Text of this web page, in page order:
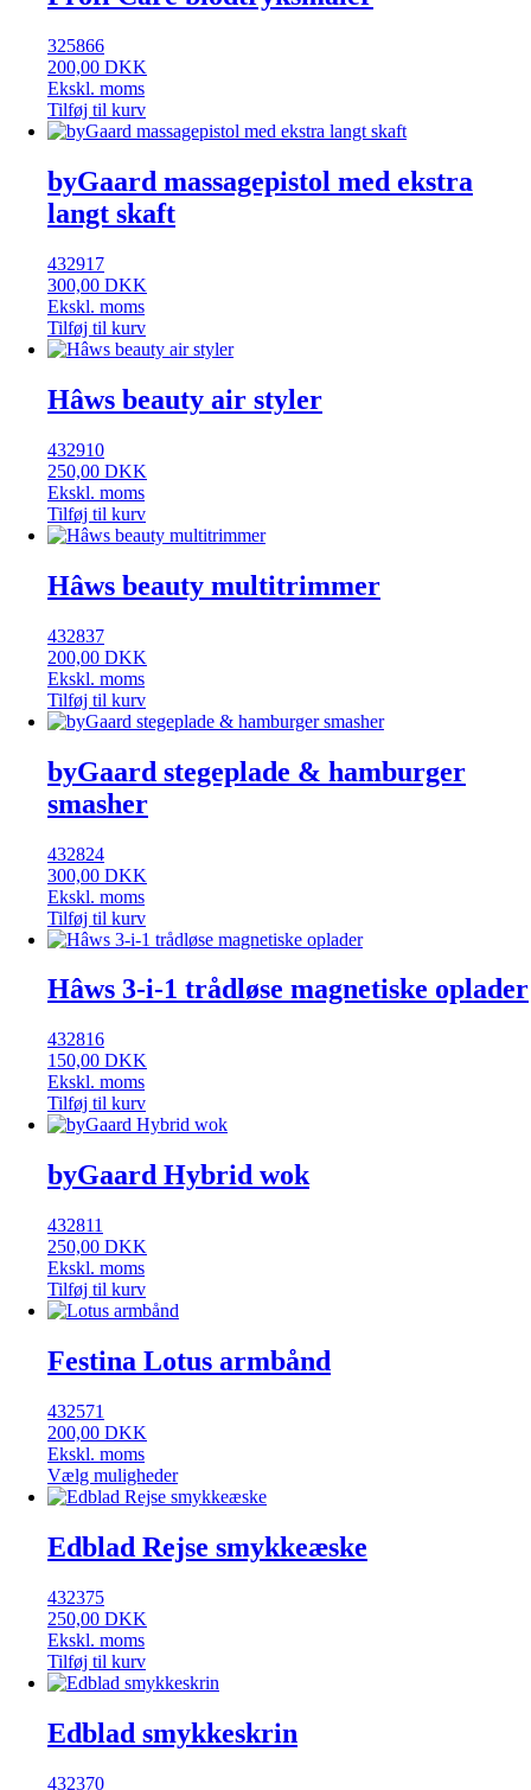
325866
200,00 DKK
Ekskl. moms
Tilføj til kurv
byGaard massagepistol med ekstra
langt skaft
432917
300,00 DKK
Ekskl. moms
Tilføj til kurv
Hâws beauty air styler
432910
250,00 DKK
Ekskl. moms
Tilføj til kurv
Hâws beauty multitrimmer
432837
200,00 DKK
Ekskl. moms
Tilføj til kurv
byGaard stegeplade & hamburger
smasher
432824
300,00 DKK
Ekskl. moms
Tilføj til kurv
Hâws 3-i-1 trådløse magnetiske oplader
432816
150,00 DKK
Ekskl. moms
Tilføj til kurv
byGaard Hybrid wok
432811
250,00 DKK
Ekskl. moms
Tilføj til kurv
Festina Lotus armbånd
432571
200,00 DKK
Ekskl. moms
Vælg muligheder
Edblad Rejse smykkeæske
432375
250,00 DKK
Ekskl. moms
Tilføj til kurv
Edblad smykkeskrin
432370